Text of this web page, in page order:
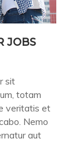
JOBS
sit
totam
veritatis et
Nemo
aut